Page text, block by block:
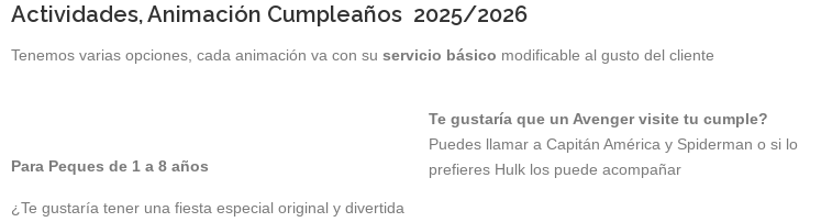
Actividades, Animación Cumpleaños 2025/2026
Tenemos varias opciones, cada animación va con su servicio básico modificable al gusto del cliente
Para Peques de 1 a 8 años
¿Te gustaría tener una fiesta especial original y divertida
Tegustaría que un Avenger visite tu cumple?
Puedes llamar a Capitán América y Spiderman o si lo
prefieres Hulk los puede acompañar